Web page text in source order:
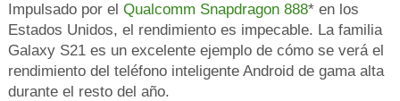
Impulsado por el Qualcomm Snapdragon 888* en los
Estados Unidos, el rendimiento es impecable. La familia
Galaxy S21 es un excelente ejemplo de cómo se verá el
rendimiento del teléfono inteligente Android de gama alta
durante el resto del año.